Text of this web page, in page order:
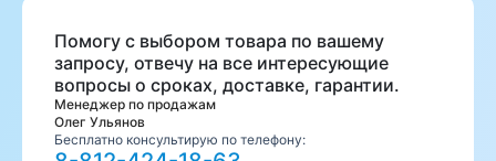
Помогу с выбором товара по вашему
запросу, отвечу на все интересующие
вопросы о сроках, доставке, гарантии.
Менеджер по продажам
Олег Ульянов
Бесплатно консультирую по телефону: